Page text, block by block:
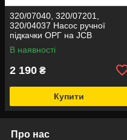
320/07040, 320/07201,
320/04037 Насос ручної
підкачки ОРГ на JCB
В наявності
2 190 ₴
Купити
Про нас